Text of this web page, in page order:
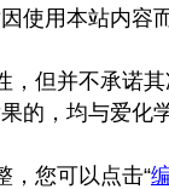
使用本站内容
，但并不承诺
的，均与爱化
，您可以点击“